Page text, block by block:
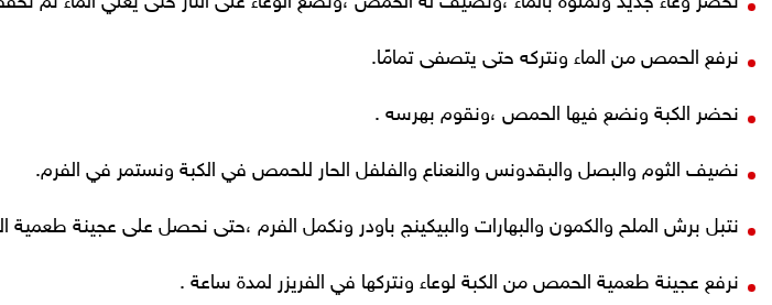
نرفع الحمص من الماء ونتركه حتى يتصفى تمامًا.
نحضر الكبة ونضع فيها الحمص ،ونقوم بهرسه .
نضيف الثوم والبصل والبقدونس والنعناع والفلفل الحار للحمص في الكبة ونستمر في الفرم.
نتبل برش الملح والكمون والبهارات والبيكينج باودر ونكمل الفرم ،حتى نحصل على عجينة
نرفع عجينة طعمية الحمص من الكبة لوعاء ونتركها في الفريزر لمدة ساعة .